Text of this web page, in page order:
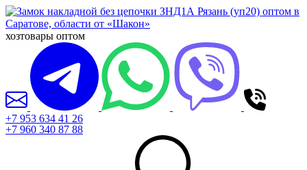
хозтовары оптом
+7 953 634 41 26
+7 960 340 87 88